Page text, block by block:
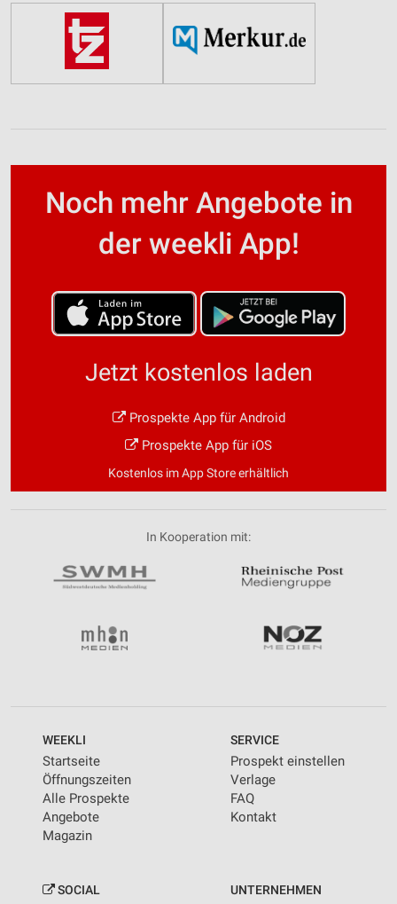
Noch mehr Angebote in
der weekli App!
Jetzt kostenlos laden
Prospekte App für Android
Prospekte App für iOS
Kostenlos im App Store erhältlich
In Kooperation mit:
WEEKLI
Startseite
Öffnungszeiten
Alle Prospekte
Angebote
Magazin
SERVICE
Prospekt einstellen
Verlage
FAQ
Kontakt
SOCIAL UNTERNEHMEN